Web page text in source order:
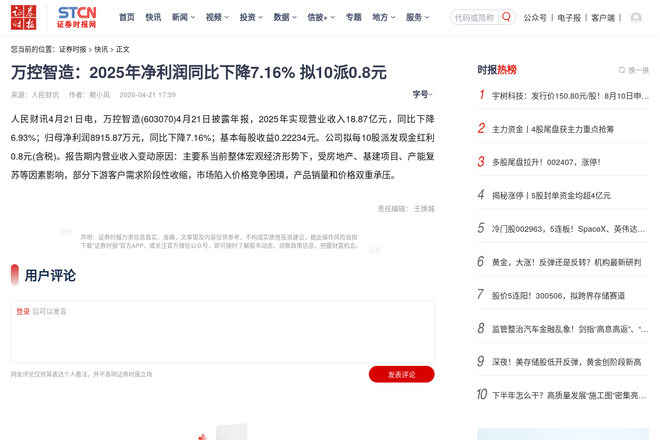
首页 快讯 新闻 视频 投资 数据 信披+ 专题 地方 服务 公众号 电子报 客户端
您当前的位置： 证券时报 > 快讯 > 正文
万控智造：2025年净利润同比下降7.16% 拟10派0.8元
来源：人民财讯 作者：赖小风 2026-04-21 17:59 字号
人民财讯4月21日电， 万控智造(603070)4月21日披露年报，2025年实现营业收入18.87亿元，同比下降
6.93%；归母净利润8915.87万元，同比下降7.16%；基本每股收益0.22234元。公司拟每10股派发现金红利
0.8元(含税)。报告期内营业收入变动原因：主要系当前整体宏观经济形势下，受房地产、基建项目、产能复
苏等因素影响，部分下游客户需求阶段性收缩，市场陷入价格竞争困境，产品销量和价格双重承压。
责任编辑： 王焕城
声明：证券时报力求信息真实、准确，文章提及内容仅供参考，不构成实质性投资建议，据此操作风险自担
下载"证券时报"官方APP，或关注官方微信公众号，即可随时了解股市动态，洞察政策信息，把握财富机会。
用户评论
登录 后可以发言
网友评论仅供其表达个人看法，并不表明证券时报立场 发表评论
时报热榜 换一换
宇树科技：发行价150.80元/股！8月10日申购，DeepSeek参与战略配售
主力资金丨4股尾盘获主力重点抢筹
多股尾盘拉升！002407，涨停！
揭秘涨停丨5股封单资金均超4亿元
冷门股002963，5连板！SpaceX、英伟达联手，入局太空算力（附股）
黄金，大涨！反弹还是反转？机构最新研判
股价5连阳！300506，拟跨界存储赛道
监管整治汽车金融乱象！剑指“高息高返”、“零首付”“低首付”诱导购车
深夜！美存储股低开反弹，黄金创阶段新高
下半年怎么干？高质量发展“施工图”密集亮相 聚焦主业提质增效 国资央企向AI要动能